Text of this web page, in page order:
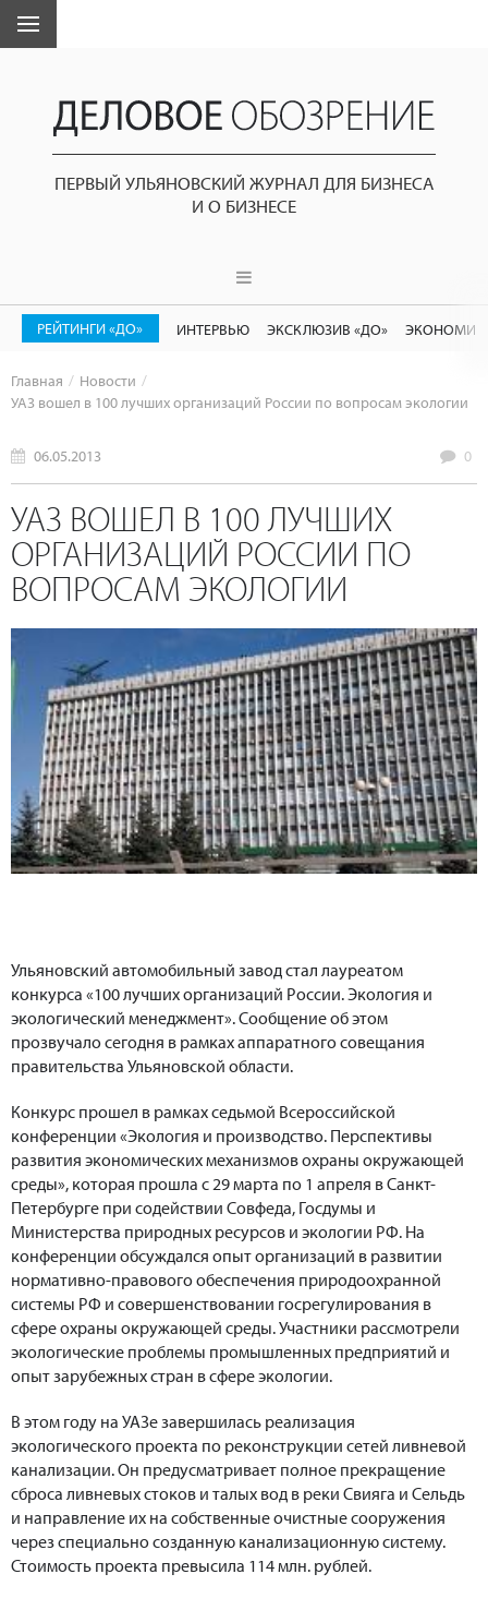
ПЕРВЫЙ УЛЬЯНОВСКИЙ ЖУРНАЛ ДЛЯ БИЗНЕСА
И О БИЗНЕСЕ
РЕЙТИНГИ «ДО» ИНТЕРВЬЮ ЭКСКЛЮЗИВ «ДО»
Главная
Новости
УАЗ вошел в 100 лучших организаций России по вопросам экологии
06.05.2013 0
УАЗ ВОШЕЛ В 100 ЛУЧШИХ
ОРГАНИЗАЦИЙ РОССИИ ПО
ВОПРОСАМ ЭКОЛОГИИ
Ульяновский автомобильный завод стал лауреатом
конкурса «100 лучших организаций России. Экология и
экологический менеджмент». Сообщение об этом
прозвучало сегодня в рамках аппаратного совещания
правительства Ульяновской области.
Конкурс прошел в рамках седьмой Всероссийской
конференции «Экология и производство. Перспективы
развития экономических механизмов охраны окружающей
среды», которая прошла с 29 марта по 1 апреля в Санкт-
Петербурге при содействии Совфеда, Госдумы и
Министерства природных ресурсов и экологии РФ. На
конференции обсуждался опыт организаций в развитии
нормативно-правового обеспечения природоохранной
системы РФ и совершенствовании госрегулирования в
сфере охраны окружающей среды. Участники рассмотрели
экологические проблемы промышленных предприятий и
опыт зарубежных стран в сфере экологии.
В этом году на УАЗе завершилась реализация
экологического проекта по реконструкции сетей ливневой
канализации. Он предусматривает полное прекращение
сброса ливневых стоков и талых вод в реки Свияга и Сельдь
и направление их на собственные очистные сооружения
через специально созданную канализационную систему.
Стоимость проекта превысила 114 млн. рублей.